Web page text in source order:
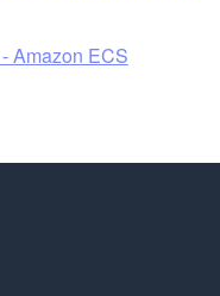
Amazon ECS